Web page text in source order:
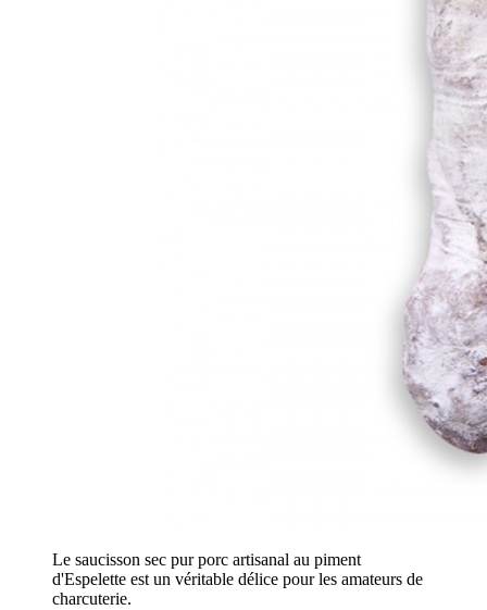
Le saucisson sec pur porc artisanal au piment
d'Espelette est un véritable délice pour les amateurs de
charcuterie.